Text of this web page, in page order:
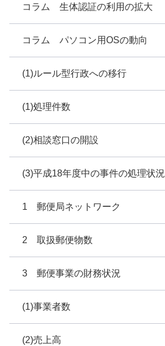
コラム 生体認証の利用の拡大
コラム パソコン用OSの動向
(1)ルール型行政への移行
(1)処理件数
(2)相談窓口の開設
(3)平成18年度中の事件の処理状況
1 郵便局ネットワーク
2 取扱郵便物数
3 郵便事業の財務状況
(1)事業者数
(2)売上高